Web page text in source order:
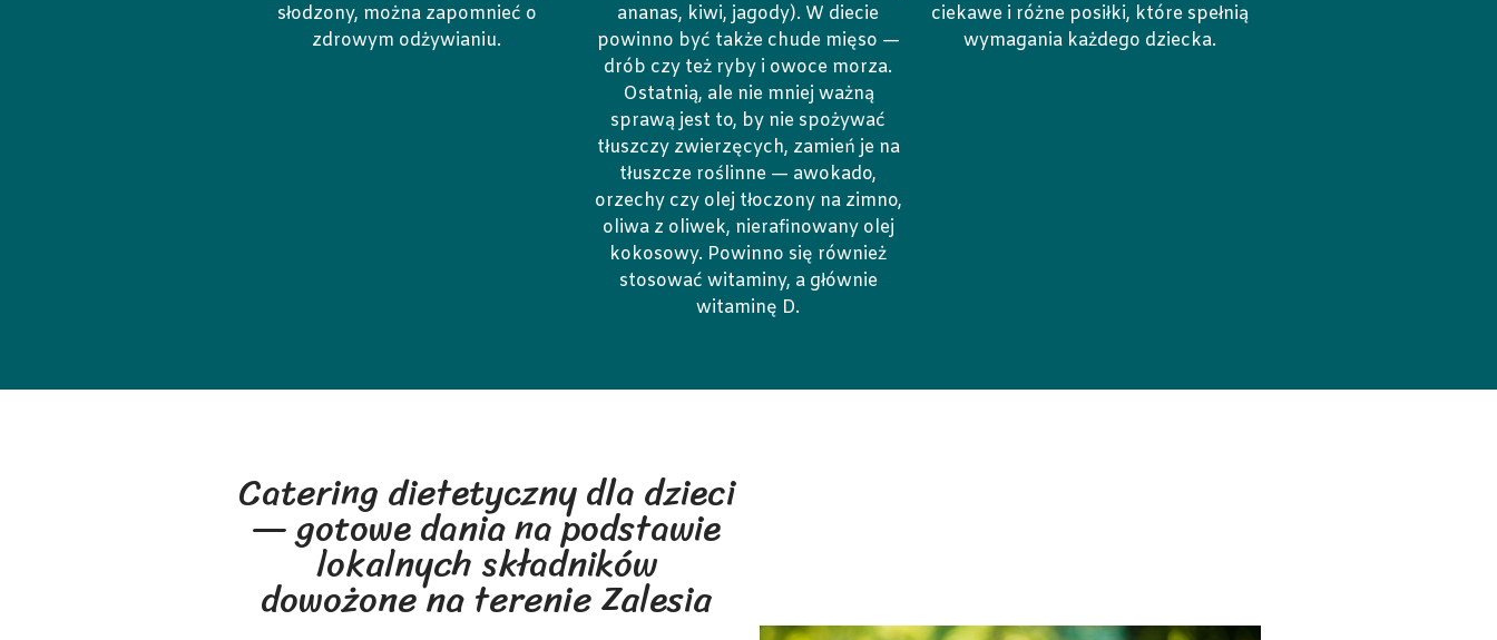
słodzony, można zapomnieć o
zdrowym odżywianiu.
ananas, kiwi, jagody). W diecie
powinno być także chude mięso —
drób czy też ryby i owoce morza.
Ostatnią, ale nie mniej ważną
sprawą jest to, by nie spożywać
tłuszczy zwierzęcych, zamień je na
tłuszcze roślinne — awokado,
orzechy czy olej tłoczony na zimno,
oliwa z oliwek, nierafinowany olej
kokosowy. Powinno się również
stosować witaminy, a głównie
witaminę D.
ciekawe i różne posiłki, które spełnią
wymagania każdego dziecka.
Catering dietetyczny dla dzieci
— gotowe dania na podstawie
lokalnych składników
dowożone na terenie Zalesia